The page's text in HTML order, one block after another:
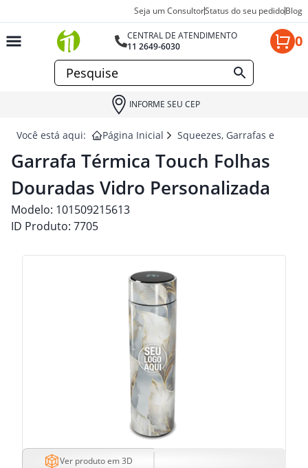
Seja um ConsultorStatus do seu pedidoBlog
CENTRAL DE ATENDIMENTO
11 2649-6030
0
INFORME SEU CEP
Você está aqui: Página Inicial Squeezes, Garrafas e
Garrafa Térmica Touch Folhas
Douradas Vidro Personalizada
Modelo: 101509215613
ID Produto: 7705
Ver produto em 3D